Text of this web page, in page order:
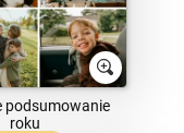
podsumowanie
roku